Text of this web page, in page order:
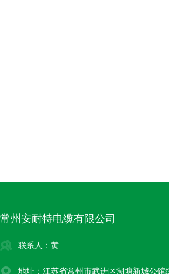
常州安耐特电缆有限公司
联系人：黄
地址：江苏省常州市武进区湖塘新城公馆